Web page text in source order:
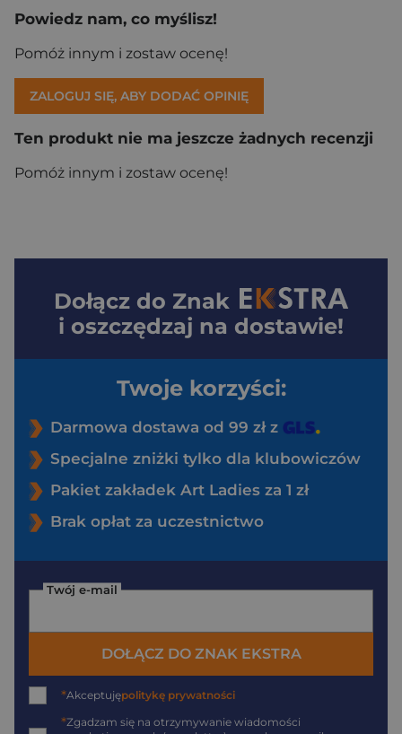
Powiedz nam, co myślisz!
Pomóż innym i zostaw ocenę!
ZALOGUJ SIĘ, ABY DODAĆ OPINIĘ
Ten produkt nie ma jeszcze żadnych recenzji
Pomóż innym i zostaw ocenę!
Dołącz do Znak
i oszczędzaj na dostawie!
Twoje korzyści:
Darmowa dostawa od 99 zł z
Specjalne zniżki tylko dla klubowiczów
Pakiet zakładek Art Ladies za 1 zł
Brak opłat za uczestnictwo
Twój e-mail
DOŁĄCZ DO ZNAK EKSTRA
*Akceptujępolitykę prywatności
*Zgadzam się na otrzymywanie wiadomości